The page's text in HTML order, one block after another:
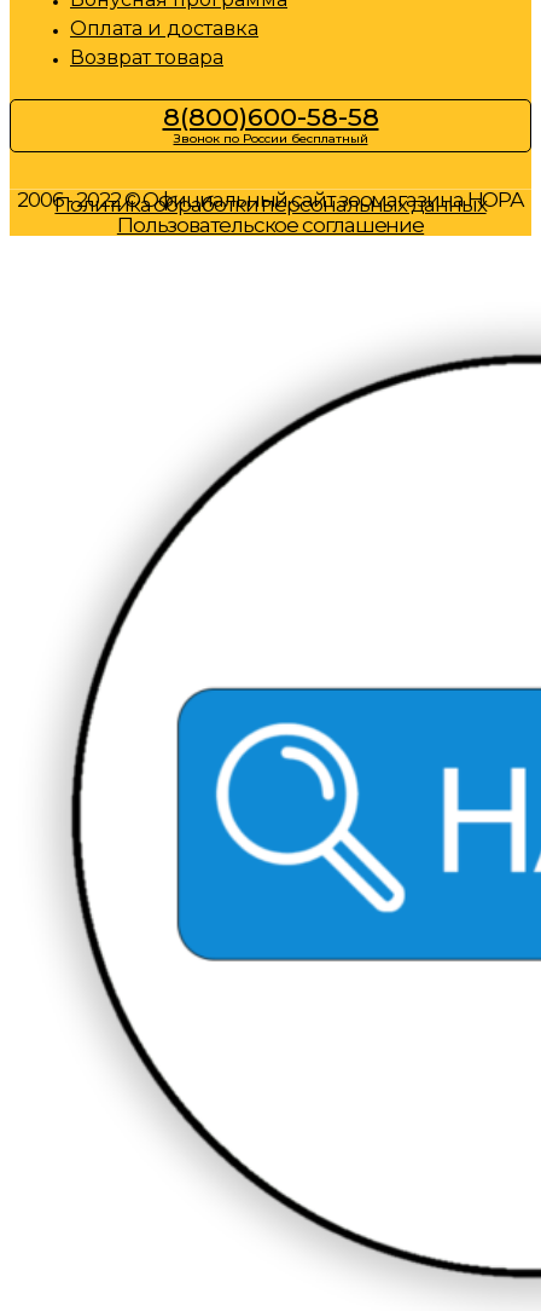
Оплата и доставка
Возврат товара
8(800)600-58-58
Звонок по России бесплатный
2006 - 2022 © Официальный сайт зоомагазина НОРА
Политика обработки персональных данных
Пользовательское соглашение